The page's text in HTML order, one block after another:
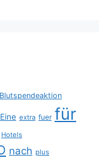
Blutspendeaktion
Eine extra fuer für
Hotels
nach plus